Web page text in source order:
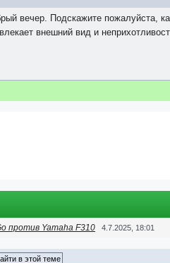
вечер. Подскажите пожалуйста,
внешний вид и
против Yamaha F310 4.7.2025, 18:01